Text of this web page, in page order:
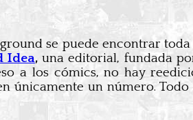
se puede encontrar
Idea,una editorial, fundada
a los cómics, no hay
únicamente un número.